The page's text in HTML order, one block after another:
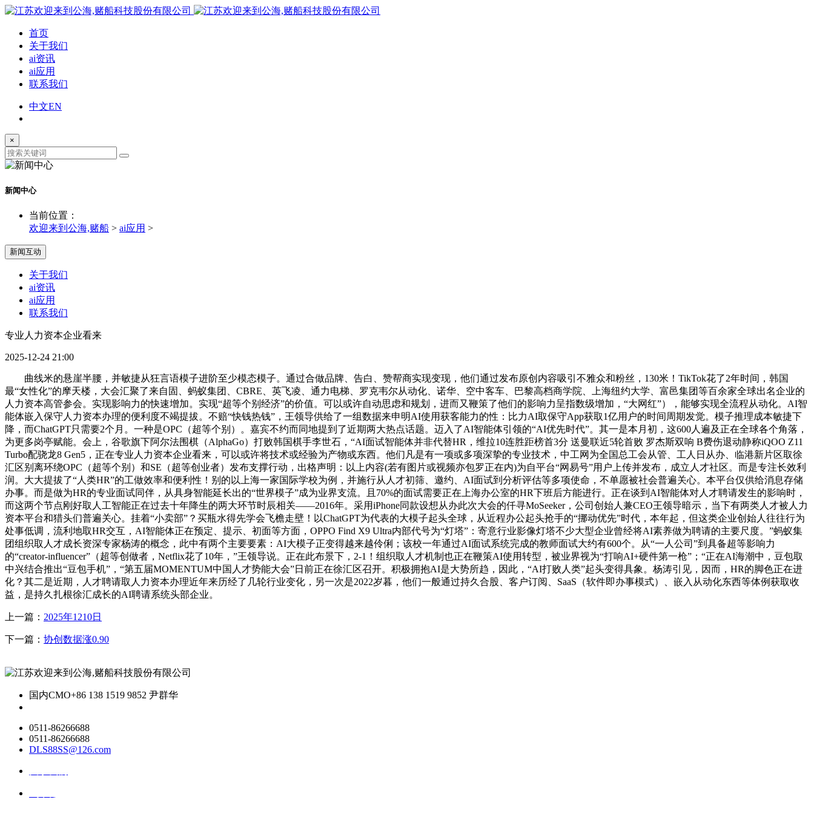
首页
关于我们
ai资讯
ai应用
联系我们
中文EN
×
新闻中心
当前位置：
欢迎来到公海,赌船 > ai应用 >
新闻互动
关于我们
ai资讯
ai应用
联系我们
专业人力资本企业看来
2025-12-24 21:00
曲线米的悬崖半腰，并敏捷从狂言语模子进阶至少模态模子。通过合做品牌、告白、赞帮商实现变现，他们通过发布原创内容吸引不雅众和粉丝，130米！TikTok花了2年时间，韩国
最“女性化”的摩天楼，大会汇聚了来自固、蚂蚁集团、CBRE、英飞凌、通力电梯、罗克韦尔从动化、诺华、空中客车、巴黎高档商学院、上海纽约大学、富邑集团等百余家全球出名企业的
人力资本高管参会。实现影响力的快速增加。实现“超等个别经济”的价值。可以或许自动思虑和规划，进而又鞭策了他们的影响力呈指数级增加，“大网红”），能够实现全流程从动化。AI智
能体嵌入保守人力资本办理的便利度不竭提拔。不赔“快钱热钱”，王领导供给了一组数据来申明AI使用获客能力的性：比力AI取保守App获取1亿用户的时间周期发觉。模子推理成本敏捷下
降，而ChatGPT只需要2个月。一种是OPC（超等个别）。嘉宾不约而同地提到了近期两大热点话题。迈入了AI智能体引领的“AI优先时代”。其一是本月初，这600人遍及正在全球各个角落，
为更多岗亭赋能。会上，谷歌旗下阿尔法围棋（AlphaGo）打败韩国棋手李世石，“AI面试智能体并非代替HR，维拉10连胜距榜首3分 送曼联近5轮首败 罗杰斯双响 B费伤退动静称iQOO Z11
Turbo配骁龙8 Gen5，正在专业人力资本企业看来，可以或许将技术或经验为产物或东西。他们凡是有一项或多项深挚的专业技术，中工网为全国总工会从管、工人日从办、临港新片区取徐
汇区别离环绕OPC（超等个别）和SE（超等创业者）发布支撑行动，出格声明：以上内容(若有图片或视频亦包罗正在内)为自平台“网易号”用户上传并发布，成立人才社区。而是专注长效利
润。大大提拔了“人类HR”的工做效率和便利性！别的以上海一家国际学校为例，并施行从人才初筛、邀约、AI面试到分析评估等多项使命，不单愿被社会普遍关心。本平台仅供给消息存储
办事。而是做为HR的专业面试同伴，从具身智能延长出的“世界模子”成为业界支流。且70%的面试需要正在上海办公室的HR下班后方能进行。正在谈到AI智能体对人才聘请发生的影响时，
而这两个节点刚好取人工智能正在过去十年降生的两大环节时辰相关——2016年。采用iPhone同款设想从办此次大会的仟寻MoSeeker，公司创始人兼CEO王领导暗示，当下有两类人才被人力
资本平台和猎头们普遍关心。挂着“小卖部”？买瓶水得先学会飞檐走壁！以ChatGPT为代表的大模子起头全球，从近程办公起头抢手的“挪动优先”时代，本年起，但这类企业创始人往往行为
处事低调，流利地取HR交互，AI智能体正在预定、提示、初面等方面，OPPO Find X9 Ultra内部代号为“灯塔”：寄意行业影像灯塔不少大型企业曾经将AI素养做为聘请的主要尺度。”蚂蚁集
团组织取人才成长资深专家杨涛的概念，此中有两个主要要素：AI大模子正变得越来越伶俐；该校一年通过AI面试系统完成的教师面试大约有600个。从“一人公司”到具备超等影响力
的“creator-influencer”（超等创做者，Netflix花了10年，”王领导说。正在此布景下，2-1！组织取人才机制也正在鞭策AI使用转型，被业界视为“打响AI+硬件第一枪”；“正在AI海潮中，豆包取
中兴结合推出“豆包手机”，“第五届MOMENTUM中国人才势能大会”日前正在徐汇区召开。积极拥抱AI是大势所趋，因此，“AI打败人类”起头变得具象。杨涛引见，因而，HR的脚色正在进
化？其二是近期，人才聘请取人力资本办理近年来历经了几轮行业变化，另一次是2022岁暮，他们一般通过持久合股、客户订阅、SaaS（软件即办事模式）、嵌入从动化东西等体例获取收
益，是持久扎根徐汇成长的AI聘请系统头部企业。
上一篇： 2025年1210日
下一篇： 协创数据涨0.90
国内CMO+86 138 1519 9852 尹群华
0511-86266688
0511-86266688
DLS88SS@126.com